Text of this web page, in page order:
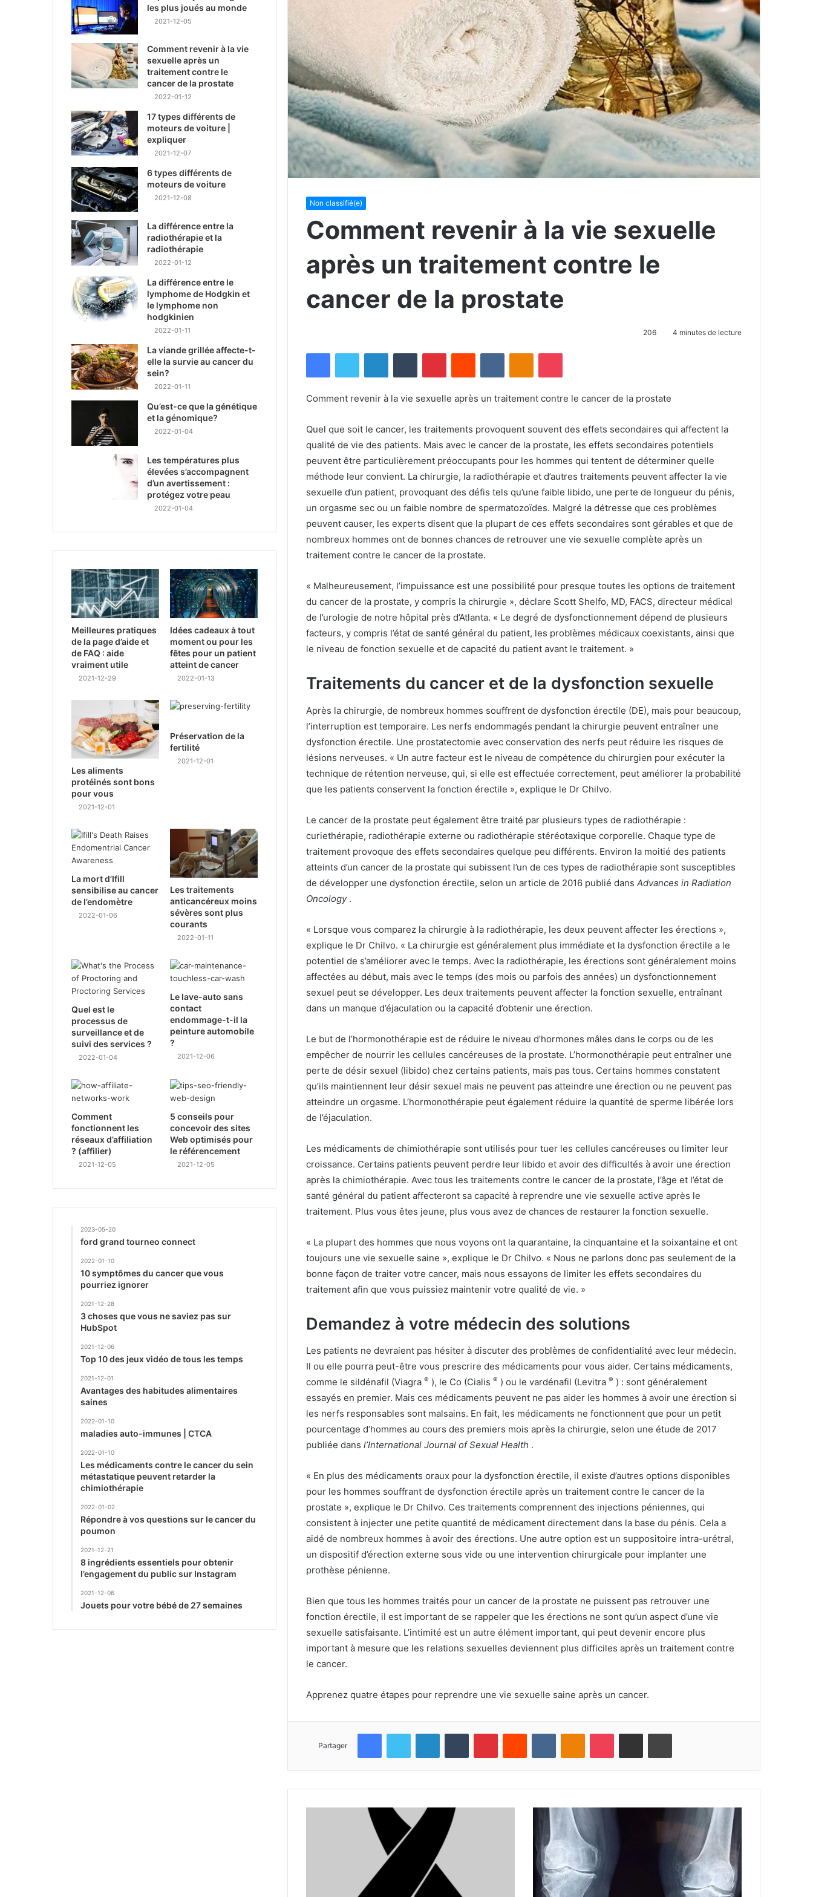
Non classifié(e)
Comment revenir à la vie sexuelle
après un traitement contre le
cancer de la prostate
206 4 minutes de lecture
Comment revenir à la vie sexuelle après un traitement contre le cancer de la prostate
Quel que soit le cancer, les traitements provoquent souvent des effets secondaires qui affectent la
qualité de vie des patients. Mais avec le cancer de la prostate, les effets secondaires potentiels
peuvent être particulièrement préoccupants pour les hommes qui tentent de déterminer quelle
méthode leur convient. La chirurgie, la radiothérapie et d’autres traitements peuvent affecter la vie
sexuelle d’un patient, provoquant des défis tels qu’une faible libido, une perte de longueur du pénis,
un orgasme sec ou un faible nombre de spermatozoïdes. Malgré la détresse que ces problèmes
peuvent causer, les experts disent que la plupart de ces effets secondaires sont gérables et que de
nombreux hommes ont de bonnes chances de retrouver une vie sexuelle complète après un
traitement contre le cancer de la prostate.
« Malheureusement, l’impuissance est une possibilité pour presque toutes les options de traitement
du cancer de la prostate, y compris la chirurgie », déclare Scott Shelfo, MD, FACS, directeur médical
de l’urologie de notre hôpital près d’Atlanta. « Le degré de dysfonctionnement dépend de plusieurs
facteurs, y compris l’état de santé général du patient, les problèmes médicaux coexistants, ainsi que
le niveau de fonction sexuelle et de capacité du patient avant le traitement. »
Traitements du cancer et de la dysfonction sexuelle
Après la chirurgie, de nombreux hommes souffrent de dysfonction érectile (DE), mais pour beaucoup,
l’interruption est temporaire. Les nerfs endommagés pendant la chirurgie peuvent entraîner une
dysfonction érectile. Une prostatectomie avec conservation des nerfs peut réduire les risques de
lésions nerveuses. « Un autre facteur est le niveau de compétence du chirurgien pour exécuter la
technique de rétention nerveuse, qui, si elle est effectuée correctement, peut améliorer la probabilité
que les patients conservent la fonction érectile », explique le Dr Chilvo.
Le cancer de la prostate peut également être traité par plusieurs types de radiothérapie :
curiethérapie, radiothérapie externe ou radiothérapie stéréotaxique corporelle. Chaque type de
traitement provoque des effets secondaires quelque peu différents. Environ la moitié des patients
atteints d’un cancer de la prostate qui subissent l’un de ces types de radiothérapie sont susceptibles
de développer une dysfonction érectile, selon un article de 2016 publié dans Advances in Radiation
Oncology.
« Lorsque vous comparez la chirurgie à la radiothérapie, les deux peuvent affecter les érections »,
explique le Dr Chilvo. « La chirurgie est généralement plus immédiate et la dysfonction érectile a le
potentiel de s’améliorer avec le temps. Avec la radiothérapie, les érections sont généralement moins
affectées au début, mais avec le temps (des mois ou parfois des années) un dysfonctionnement
sexuel peut se développer. Les deux traitements peuvent affecter la fonction sexuelle, entraînant
dans un manque d’éjaculation ou la capacité d’obtenir une érection.
Le but de l’hormonothérapie est de réduire le niveau d’hormones mâles dans le corps ou de les
empêcher de nourrir les cellules cancéreuses de la prostate. L’hormonothérapie peut entraîner une
perte de désir sexuel (libido) chez certains patients, mais pas tous. Certains hommes constatent
qu’ils maintiennent leur désir sexuel mais ne peuvent pas atteindre une érection ou ne peuvent pas
atteindre un orgasme. L’hormonothérapie peut également réduire la quantité de sperme libérée lors
de l’éjaculation.
Les médicaments de chimiothérapie sont utilisés pour tuer les cellules cancéreuses ou limiter leur
croissance. Certains patients peuvent perdre leur libido et avoir des difficultés à avoir une érection
après la chimiothérapie. Avec tous les traitements contre le cancer de la prostate, l’âge et l’état de
santé général du patient affecteront sa capacité à reprendre une vie sexuelle active après le
traitement. Plus vous êtes jeune, plus vous avez de chances de restaurer la fonction sexuelle.
« La plupart des hommes que nous voyons ont la quarantaine, la cinquantaine et la soixantaine et ont
toujours une vie sexuelle saine », explique le Dr Chilvo. « Nous ne parlons donc pas seulement de la
bonne façon de traiter votre cancer, mais nous essayons de limiter les effets secondaires du
traitement afin que vous puissiez maintenir votre qualité de vie. »
Demandez à votre médecin des solutions
Les patients ne devraient pas hésiter à discuter des problèmes de confidentialité avec leur médecin.
Il ou elle pourra peut-être vous prescrire des médicaments pour vous aider. Certains médicaments,
comme le sildénafil (Viagra ® ), le Co (Cialis ® ) ou le vardénafil (Levitra ® ) : sont généralement
essayés en premier. Mais ces médicaments peuvent ne pas aider les hommes à avoir une érection si
les nerfs responsables sont malsains. En fait, les médicaments ne fonctionnent que pour un petit
pourcentage d’hommes au cours des premiers mois après la chirurgie, selon une étude de 2017
publiée dans l’International Journal of Sexual Health .
« En plus des médicaments oraux pour la dysfonction érectile, il existe d’autres options disponibles
pour les hommes souffrant de dysfonction érectile après un traitement contre le cancer de la
prostate », explique le Dr Chilvo. Ces traitements comprennent des injections péniennes, qui
consistent à injecter une petite quantité de médicament directement dans la base du pénis. Cela a
aidé de nombreux hommes à avoir des érections. Une autre option est un suppositoire intra-urétral,
un dispositif d’érection externe sous vide ou une intervention chirurgicale pour implanter une
prothèse pénienne.
Bien que tous les hommes traités pour un cancer de la prostate ne puissent pas retrouver une
fonction érectile, il est important de se rappeler que les érections ne sont qu’un aspect d’une vie
sexuelle satisfaisante. L’intimité est un autre élément important, qui peut devenir encore plus
important à mesure que les relations sexuelles deviennent plus difficiles après un traitement contre
le cancer.
Apprenez quatre étapes pour reprendre une vie sexuelle saine après un cancer.
Partager
les plus joués au monde
2021-12-05
Comment revenir à la vie
sexuelle après un
traitement contre le
cancer de la prostate
2022-01-12
17 types différents de
moteurs de voiture |
expliquer
2021-12-07
6 types différents de
moteurs de voiture
2021-12-08
La différence entre la
radiothérapie et la
radiothérapie
2022-01-12
La différence entre le
lymphome de Hodgkin et
le lymphome non
hodgkinien
2022-01-11
La viande grillée affecte-t-
elle la survie au cancer du
sein?
2022-01-11
Qu’est-ce que la génétique
et la génomique?
2022-01-04
Les températures plus
élevées s’accompagnent
d’un avertissement :
protégez votre peau
2022-01-04
Meilleures pratiques
de la page d’aide et
de FAQ : aide
vraiment utile
2021-12-29
Idées cadeaux à tout
moment ou pour les
fêtes pour un patient
atteint de cancer
2022-01-13
Les aliments
protéinés sont bons
pour vous
2021-12-01
Préservation de la
fertilité
2021-12-01
La mort d’Ifill
sensibilise au cancer
de l’endomètre
2022-01-06
Les traitements
anticancéreux moins
sévères sont plus
courants
2022-01-11
Quel est le
processus de
surveillance et de
suivi des services ?
2022-01-04
Le lave-auto sans
contact
endommage-t-il la
peinture automobile
?
2021-12-06
Comment
fonctionnent les
réseaux d’affiliation
? (affilier)
2021-12-05
5 conseils pour
concevoir des sites
Web optimisés pour
le référencement
2021-12-05
2023-05-20
ford grand tourneo connect
2022-01-10
10 symptômes du cancer que vous
pourriez ignorer
2021-12-28
3 choses que vous ne saviez pas sur
HubSpot
2021-12-06
Top 10 des jeux vidéo de tous les temps
2021-12-01
Avantages des habitudes alimentaires
saines
2022-01-10
maladies auto-immunes | CTCA
2022-01-10
Les médicaments contre le cancer du sein
métastatique peuvent retarder la
chimiothérapie
2022-01-02
Répondre à vos questions sur le cancer du
poumon
2021-12-21
8 ingrédients essentiels pour obtenir
l’engagement du public sur Instagram
2021-12-06
Jouets pour votre bébé de 27 semaines